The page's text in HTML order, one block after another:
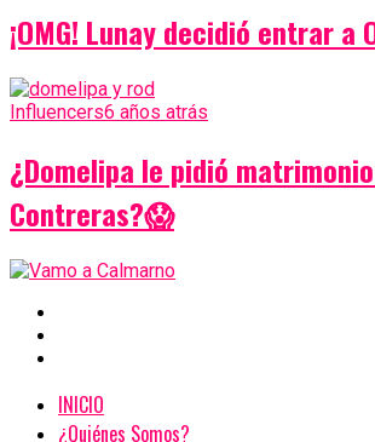
¡OMG! Lunay decidió entrar a
Influencers6 años atrás
¿Domelipa le pidió
Contreras?😱
INICIO
¿Quiénes Somos?